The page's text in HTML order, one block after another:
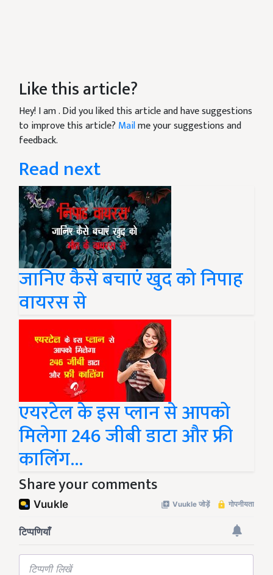
Like this article?
Hey! I am. Did you liked this article and have suggestions
to improve this article? Mailme your suggestions and
feedback.
Read next
जानिए कैसे बचाएं खुद को निपाह
वायरस से
एयरटेल के इस प्लान से आपको
मिलेगा 246 जीबी डाटा और फ्री
कालिंग...
Share your comments